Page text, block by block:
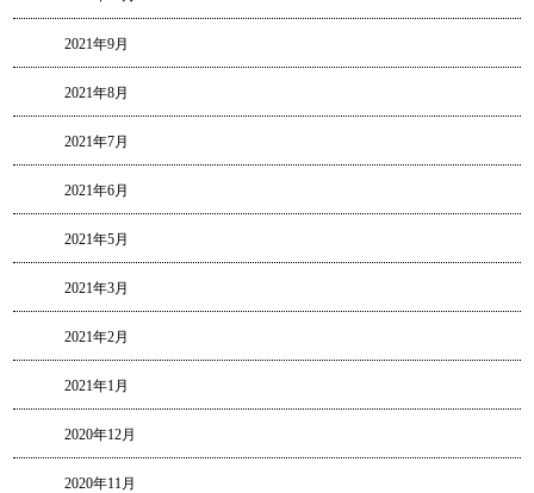
2021年9月
2021年8月
2021年7月
2021年6月
2021年5月
2021年3月
2021年2月
2021年1月
2020年12月
2020年11月